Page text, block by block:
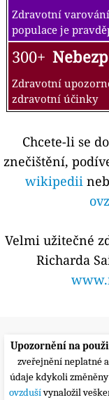
Zdravotní
populace je
300+
Zdravotní
zdravotní účinky
Chcete-li se
znečištění,
wikipedii
Velmi užitečné
Richarda
Upozornění na
zveřejnění neplatné
údaje kdykoli
ovzdušívynaložil